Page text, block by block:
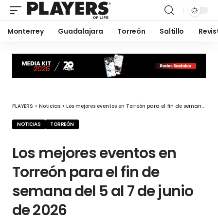
Monterrey Guadalajara Torreón Saltillo
PLAYERS > Noticias > Los mejores eventos en Torreón para el fin de semana del 5 al 7 de junio de 2026
NOTICIAS TORREÓN
Los mejores eventos en
Torreón para el fin de
semana del 5 al 7 de junio
de 2026